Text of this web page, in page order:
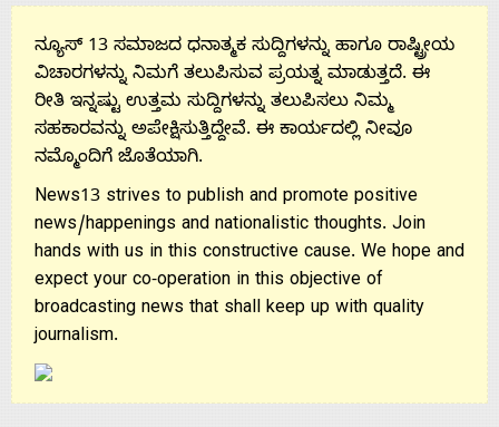
ನ್ಯೂಸ್ 13 ಸಮಾಜದ ಧನಾತ್ಮಕ ಸುದ್ದಿಗಳನ್ನು ಹಾಗೂ ರಾಷ್ಟ್ರೀಯ
ವಿಚಾರಗಳನ್ನು ನಿಮಗೆ ತಲುಪಿಸುವ ಪ್ರಯತ್ನ ಮಾಡುತ್ತದೆ. ಈ
ರೀತಿ ಇನ್ನಷ್ಟು ಉತ್ತಮ ಸುದ್ದಿಗಳನ್ನು ತಲುಪಿಸಲು ನಿಮ್ಮ
ಸಹಕಾರವನ್ನು ಅಪೇಕ್ಷಿಸುತ್ತಿದ್ದೇವೆ. ಈ ಕಾರ್ಯದಲ್ಲಿ ನೀವೂ
ನಮ್ಮೊಂದಿಗೆ ಜೊತೆಯಾಗಿ.
News13 strives to publish and promote positive
news/happenings and nationalistic thoughts. Join
hands with us in this constructive cause. We hope and
expect your co-operation in this objective of
broadcasting news that shall keep up with quality
journalism.